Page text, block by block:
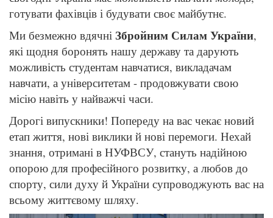
готувати фахівців і будувати своє майбутнє.
Ми безмежно вдячні Збройним Силам України,
які щодня боронять нашу державу та дарують
можливість студентам навчатися, викладачам
навчати, а університетам - продовжувати свою
місію навіть у найважчі часи.
Дорогі випускники! Попереду на вас чекає новий
етап життя, нові виклики й нові перемоги. Нехай
знання, отримані в НУФВСУ, стануть надійною
опорою для професійного розвитку, а любов до
спорту, сили духу й України супроводжують вас на
всьому життєвому шляху.